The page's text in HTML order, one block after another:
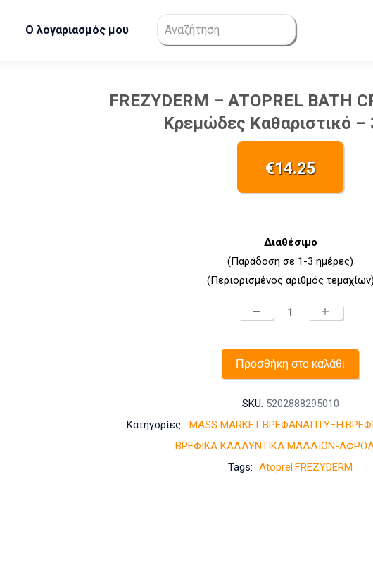
Ο λογαριασμός μου
FREZYDERM – ATOPREL BATH
Κρεμώδες Καθαριστικό –
€14.25
Διαθέσιμο
(Παράδοση σε 1-3 ημέρες)
(Περιορισμένος αριθμός τεμαχίων)
FREZYDERM
–
BATH
CREAM
Ειδικό
–
300ml
Προσθήκη στο καλάθι
SKU: 5202888295010
Κατηγορίες: MASS MARKETΒΡΕΦΑΝΑΠΤΥΞΗ
ΒΡΕΦΙΚΑ ΚΑΛΛΥΝΤΙΚΑ ΜΑΛΛΙΩΝ-
Tags: AtoprelFREZYDERM